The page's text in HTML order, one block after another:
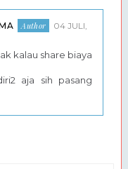
04 JULI,
kalau share biaya
aja sih pasang